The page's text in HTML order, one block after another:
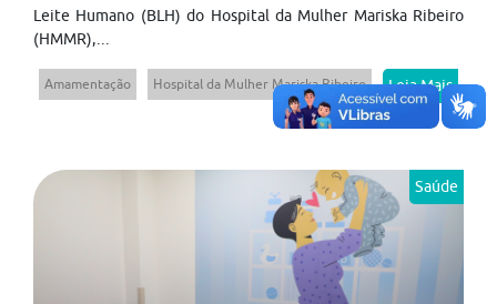
Leite Humano (BLH) do Hospital da Mulher Mariska Ribeiro
(HMMR),...
Amamentação Hospital da Mulher Mariska Ribeiro Leia Mais
Saúde